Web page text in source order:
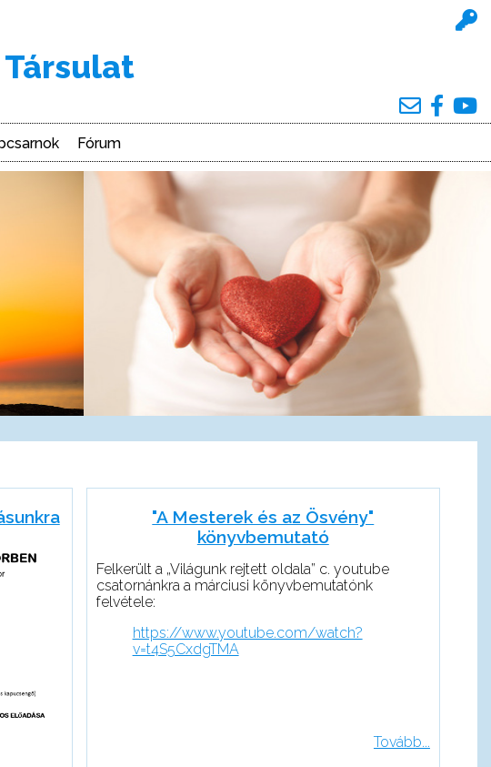
Társulat
Fórum
"A Mesterek és az Ösvény"
könyvbemutató
Felkerült a „Világunk rejtett oldala” c. youtube
csatornánkra a márciusi könyvbemutatónk
felvétele:
https://www.youtube.com/watch?
v=t4S5CxdgTMA
Tovább...